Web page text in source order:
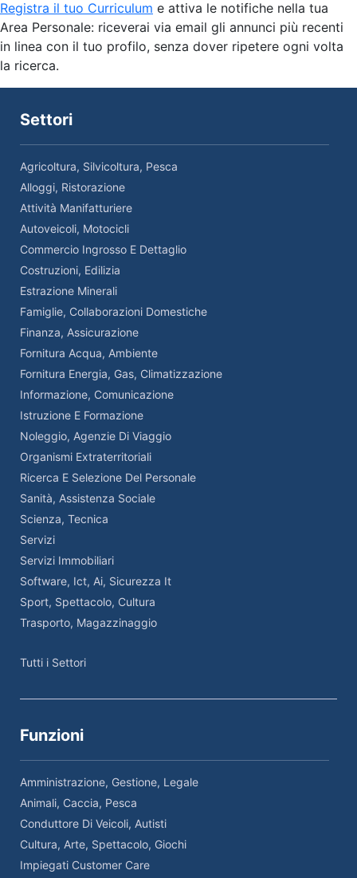
Registra il tuo Curriculum e attiva le notifiche nella tua
Area Personale: riceverai via email gli annunci più recenti
in linea con il tuo profilo, senza dover ripetere ogni volta
la ricerca.
Settori
Agricoltura, Silvicoltura, Pesca
Alloggi, Ristorazione
Attività Manifatturiere
Autoveicoli, Motocicli
Commercio Ingrosso E Dettaglio
Costruzioni, Edilizia
Estrazione Minerali
Famiglie, Collaborazioni Domestiche
Finanza, Assicurazione
Fornitura Acqua, Ambiente
Fornitura Energia, Gas, Climatizzazione
Informazione, Comunicazione
Istruzione E Formazione
Noleggio, Agenzie Di Viaggio
Organismi Extraterritoriali
Ricerca E Selezione Del Personale
Sanità, Assistenza Sociale
Scienza, Tecnica
Servizi
Servizi Immobiliari
Software, Ict, Ai, Sicurezza It
Sport, Spettacolo, Cultura
Trasporto, Magazzinaggio
Tutti i Settori
Funzioni
Amministrazione, Gestione, Legale
Animali, Caccia, Pesca
Conduttore Di Veicoli, Autisti
Cultura, Arte, Spettacolo, Giochi
Impiegati Customer Care